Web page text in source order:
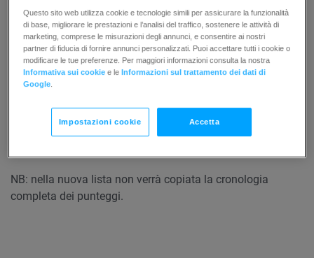
Dati di base del contatto.
Tag.
Il punteggio più recente.
L’attività di assegnazione dei puntegginellaCronologia
del contattoindica che il valore del punteggio viene copiato
NB: nella nuova lista non verrà copiata la cronologia
completa dei punteggi.
Questo sito web utilizza cookie e tecnologie simili per assicurare la funzionalità
di base, migliorare le prestazioni e l’analisi del traffico, sostenere le attività di
marketing, comprese le misurazioni degli annunci, e consentire ai nostri
partner di fiducia di fornire annunci personalizzati. Puoi accettare tutti i cookie o
modificare le tue preferenze. Per maggiori informazioni consulta la nostra
Informativa sui cookie e le Informazioni sul trattamento dei dati di
Google
Impostazioni cookie Accetta